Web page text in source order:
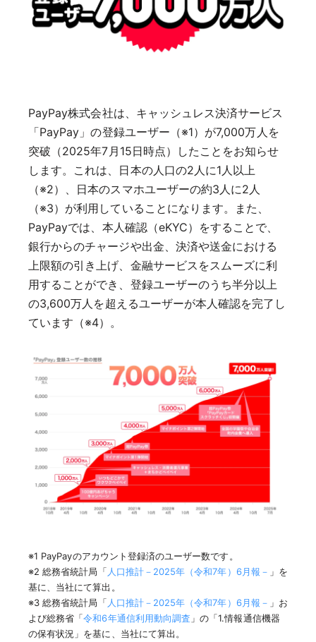
PayPay株式会社は、キャッシュレス決済サービス
「PayPay」の登録ユーザー（※1）が7,000万人を
突破（2025年7月15日時点）したことをお知らせ
します。これは、日本の人口の2人に1人以上
（※2）、日本のスマホユーザーの約3人に2人
（※3）が利用していることになります。また、
PayPayでは、本人確認（eKYC）をすることで、
銀行からのチャージや出金、決済や送金における
上限額の引き上げ、金融サービスをスムーズに利
用することができ、登録ユーザーのうち半分以上
の3,600万人を超えるユーザーが本人確認を完了し
ています（※4）。
※1 PayPayのアカウント登録済のユーザー数です。
※2 総務省統計局「 人口推計－2025年（令和7年）6月報－ 」を
基に、当社にて算出。
※3 総務省統計局「 人口推計－2025年（令和7年）6月報－ 」お
よび総務省「令和6年通信利用動向調査 」の「1.情報通信機器
の保有状況」を基に、当社にて算出。